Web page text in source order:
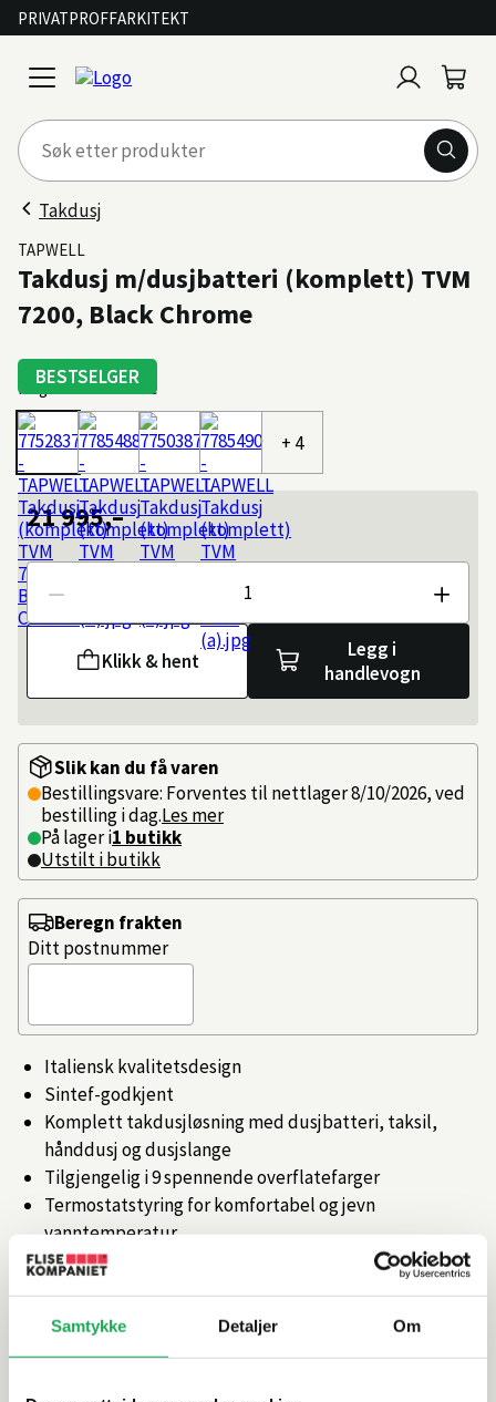
Samtykke Detaljer Om
PRIVATPROFFARKITEKT
open
menu
inn
Takdusj
BESTSELGER
TAPWELL
Takdusj m/dusjbatteri (komplett) TVM
7200, Black Chrome
Farge: Black Chrome
+ 4
21 995,–
Antall
Klikk & hent
Legg i
handlevogn
Slik kan du få varen
Bestillingsvare: Forventes til nettlager 8/10/2026, ved
bestilling i dag.Les mer
På lager i1 butikk
Utstilt i butikk
Italiensk kvalitetsdesign
Sintef-godkjent
Komplett takdusjløsning med dusjbatteri, taksil,
hånddusj og dusjslange
Tilgjengelig i 9 spennende overflatefarger
Termostatstyring for komfortabel og jevn
vanntemperatur
Artikkelnr.101349944
Beregn frakten
Ditt postnummer
Produktinformasjon